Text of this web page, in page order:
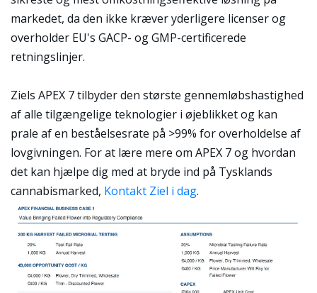
markedet, da den ikke kræver yderligere licenser og
overholder EU's GACP- og GMP-certificerede
retningslinjer.
Ziels APEX 7 tilbyder den største gennemløbshastighed
af alle tilgængelige teknologier i øjeblikket og kan
prale af en beståelsesrate på >99% for overholdelse af
lovgivningen. For at lære mere om APEX 7 og hvordan
det kan hjælpe dig med at bryde ind på Tysklands
cannabismarked, Kontakt Ziel i dag.